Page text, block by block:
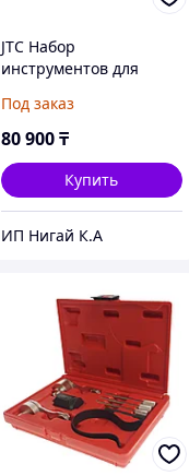
JTC Набор
инструментов для
поликлинового ремня
универсальный JTC
Под заказ
80 900₸
Купить
ИП Нигай К.А